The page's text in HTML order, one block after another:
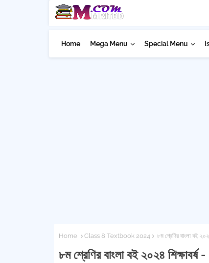
Home Mega Menu Special Menu
Home Class 8 Textbook 2024 ৮ম শ্রেণির বাংলা
৮ম শ্রেণির বাংলা বই ২০২৪